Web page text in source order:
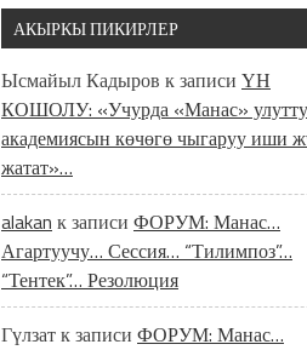
АКЫРКЫ ПИКИРЛЕР
Ысмайыл Кадыров к записи ҮН
КОШОЛУ: «Учурда «Манас»
академиясын көчөгө чыгаруу иши
жатат»…
alakan к записи ФОРУМ: Манас…
Агартуучу… Сессия… “Тилимпоз”…
“Тентек”… Резолюция
Гүлзатк записи ФОРУМ: Манас…